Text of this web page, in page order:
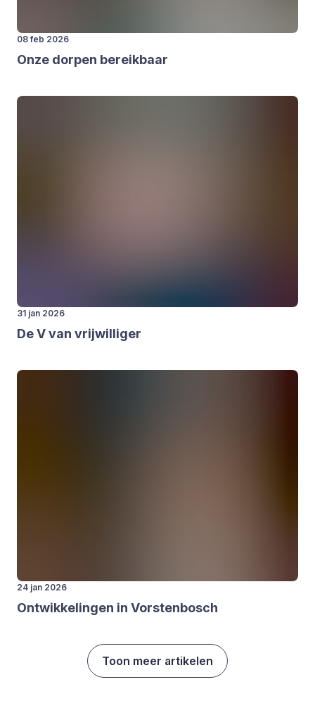
08 feb 2026
Onze dor­pen bereik­baar
31 jan 2026
De V van vrij­wil­li­ger
24 jan 2026
Ont­wik­ke­lin­gen in Vor­sten­bosch
Toon meer artikelen